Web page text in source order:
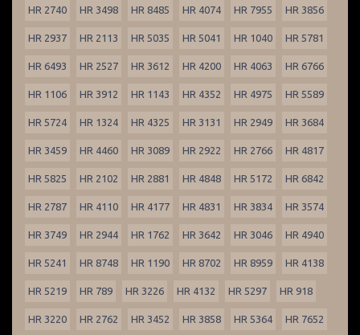
HR 2740 HR 3498 HR 8485 HR 4074 HR 7955 HR 3856
HR 2937 HR 2113 HR 5035 HR 5041 HR 1040 HR 5781
HR 6493 HR 2527 HR 3612 HR 4200 HR 4063 HR 6766
HR 1106 HR 3912 HR 1143 HR 4352 HR 4975 HR 5589
HR 5724 HR 1324 HR 4325 HR 3131 HR 2949 HR 3684
HR 3459 HR 4460 HR 3089 HR 2922 HR 2766 HR 4817
HR 5825 HR 2102 HR 2881 HR 4848 HR 5172 HR 6842
HR 2787 HR 4110 HR 4177 HR 4831 HR 3834 HR 3574
HR 3749 HR 2944 HR 1762 HR 3642 HR 3046 HR 4940
HR 5241 HR 8748 HR 1190 HR 8702 HR 8959 HR 4138
HR 5219 HR 789 HR 3226 HR 4132 HR 5297 HR 918
HR 3220 HR 2762 HR 3452 HR 3858 HR 5364 HR 7652